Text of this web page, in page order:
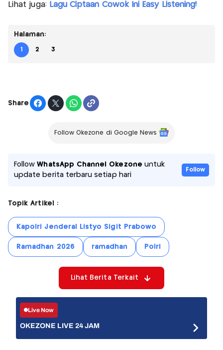
Lihat juga: Lagu Ciptaan Cowok Ini Easy Listening!
Halaman:
1 2 3
Share
Follow Okezone di Google News
FollowWhatsApp Channel Okezone untuk
update berita terbaru setiap hari
Follow
Topik Artikel :
Kapolri Jenderal Listyo Sigit Prabowo
Ramadhan 2026 ramadhan Polri
Lihat Berita Terkait
Live Now
OKEZONE LIVE 24 JAM